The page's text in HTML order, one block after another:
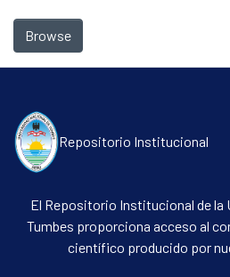
Communities & Collections
Browse
Repositorio Institucional
El Repositorio Institucional de la
Tumbes proporciona acceso al
científico producido por